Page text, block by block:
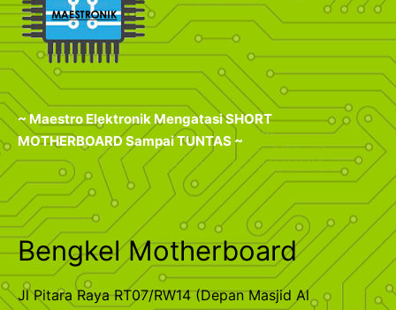
~ Maestro Elektronik Mengatasi SHORT
MOTHERBOARD Sampai TUNTAS ~
Bengkel Motherboard
Jl Pitara Raya RT07/RW14 (Depan Masjid Al